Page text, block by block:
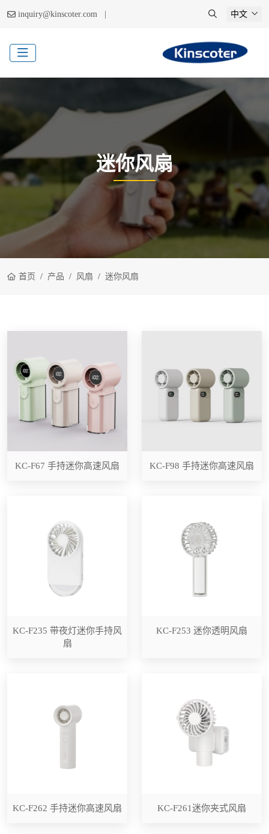
inquiry@kinscoter.com | 中文
迷你风扇
首页 产品 风扇 迷你风扇
KC-F67 手持迷你高速风扇 KC-F98 手持迷你高速风扇
KC-F235 带夜灯迷你手持风
扇
KC-F253 迷你透明风扇
KC-F262 手持迷你高速风扇 KC-F261迷你夹式风扇